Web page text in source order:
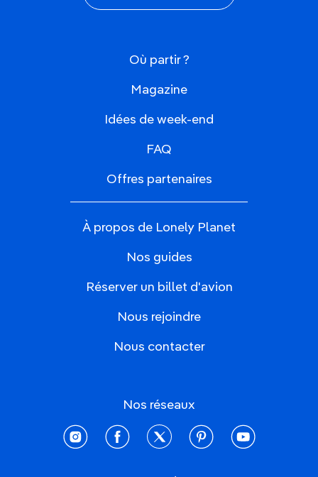
Où partir ?
Magazine
Idées de week-end
FAQ
Offres partenaires
À propos de Lonely Planet
Nos guides
Réserver un billet d'avion
Nous rejoindre
Nous contacter
Nos réseaux
instagramfacebooktwitter pinterestyoutube